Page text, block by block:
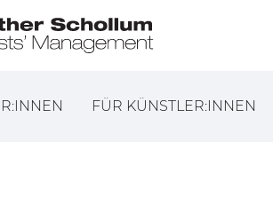
FÜR KÜNSTLER:INNEN